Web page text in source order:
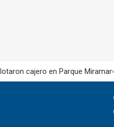
cajero en Parque Miramar